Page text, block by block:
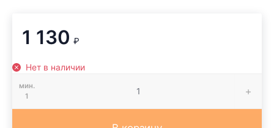
1 130 ₽
Нет в наличии
мин.
1